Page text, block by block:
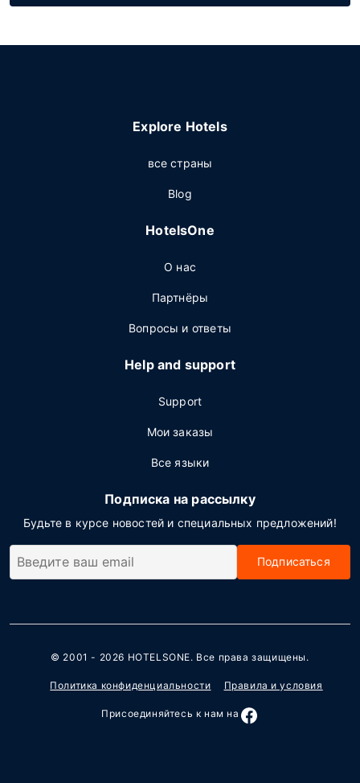
Explore Hotels
все страны
Blog
HotelsOne
О нас
Партнёры
Вопросы и ответы
Help and support
Support
Мои заказы
Все языки
Подписка на рассылку
Будьте в курсе новостей и специальных предложений!
Подписаться
© 2001 - 2026 HOTELSONE. Все права защищены.
Политика конфиденциальности Правила и условия
Присоединяйтесь к нам на